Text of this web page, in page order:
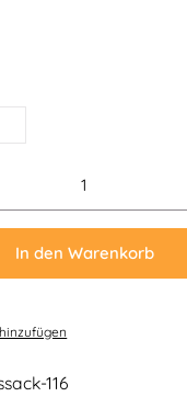
Gib den
In den Warenkorb
116